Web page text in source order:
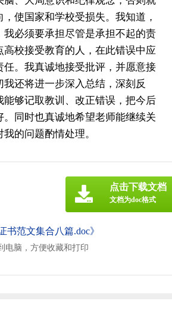
使国家和学校受损失。我知道，
我必须要承担尽管是承担不起的责
高校接受教育的人，在此错误中应
任。我真诚地接受批评，并愿意接
我还将进一步深入总结，深刻反
能够记取教训、改正错误，把今后
。同时也真诚地希望老师能继续关
的问题酌情处理。
书范文集合八篇.doc》
电脑，方便收藏和打印
点击下载文档
文档为doc格式